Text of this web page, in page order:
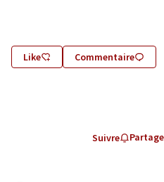
Like Commentaire
Suivre